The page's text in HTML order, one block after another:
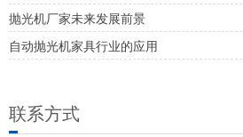
抛光机厂家未来发展前景
自动抛光机家具行业的应用
联系方式